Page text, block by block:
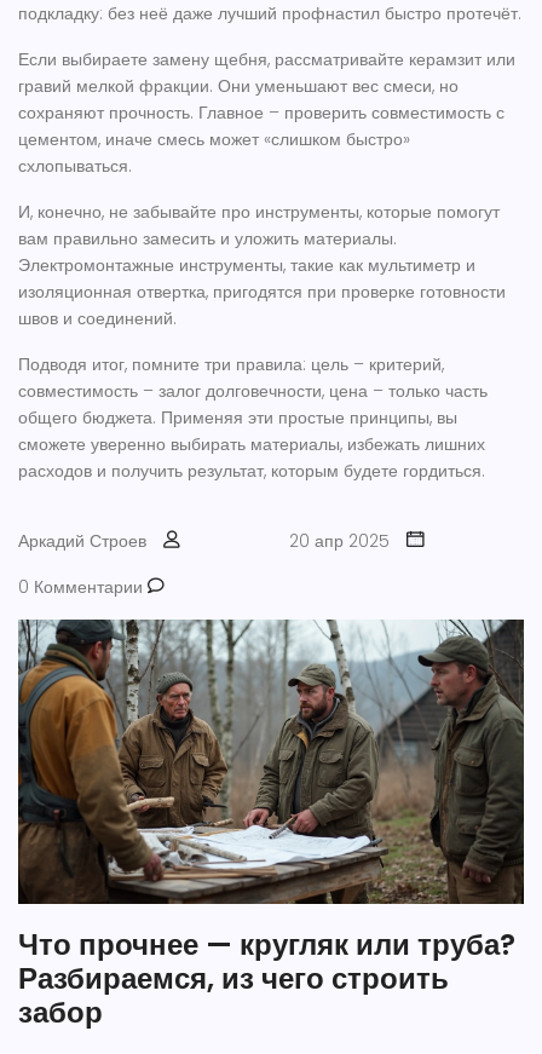
подкладку: без неё даже лучший профнастил быстро протечёт.
Если выбираете замену щебня, рассматривайте керамзит или
гравий мелкой фракции. Они уменьшают вес смеси, но
сохраняют прочность. Главное – проверить совместимость с
цементом, иначе смесь может «слишком быстро»
схлопываться.
И, конечно, не забывайте про инструменты, которые помогут
вам правильно замесить и уложить материалы.
Электромонтажные инструменты, такие как мультиметр и
изоляционная отвертка, пригодятся при проверке готовности
швов и соединений.
Подводя итог, помните три правила: цель – критерий,
совместимость – залог долговечности, цена – только часть
общего бюджета. Применяя эти простые принципы, вы
сможете уверенно выбирать материалы, избежать лишних
расходов и получить результат, которым будете гордиться.
Аркадий Строев
20 апр 2025
0 Комментарии
Что прочнее — кругляк или труба?
Разбираемся, из чего строить
забор